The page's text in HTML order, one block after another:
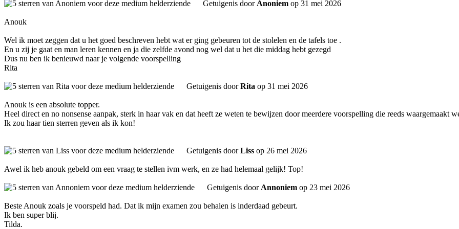
Getuigenis door Anoniem op 31 mei 2026
Anouk
Wel ik moet zeggen dat u het goed beschreven hebt wat er ging gebeuren tot de stolelen en de tafels toe .
En u zij je gaat en man leren kennen en ja die zelfde avond nog wel dat u het die middag hebt gezegd
Dus nu ben ik benieuwd naar je volgende voorspelling
Rita
Getuigenis doorRita op 31 mei 2026
Anouk is een absolute topper.
Heel direct en no nonsense aanpak, sterk in haar vak en dat heeft ze weten te bewijzen door meerdere voorspelling die reeds waargemaakt
Ik zou haar tien sterren geven als ik kon!
Getuigenis doorLiss op 26 mei 2026
Awel ik heb anouk gebeld om een vraag te stellen ivm werk, en ze had helemaal gelijk! Top!
Getuigenis door Annoniem op 23 mei 2026
Beste Anouk zoals je voorspeld had. Dat ik mijn examen zou behalen is inderdaad gebeurt.
Ik ben super blij.
Tilda.